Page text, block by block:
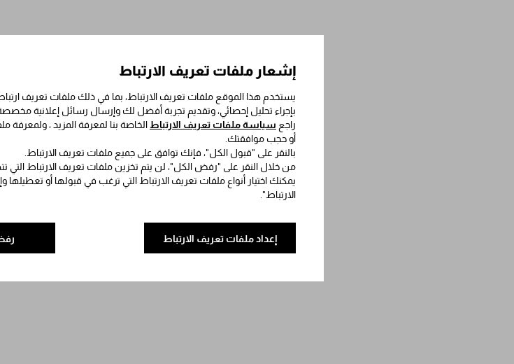
إشعار ملفات تعريف الارتباط
يستخدم هذا الموقع ملفات تعريف الارتباط، بما في ذلك ملفات تعريف
بإجراء تحليل إحصائي، وتقديم تجربة أفضل لك وإرسال رسائل إعلانية مخصصة
راجع سياسة ملفات تعريف الارتباط الخاصة بنا لمعرفة المزيد ،
أو حجب موافقتك.
بالنقر على "قبول الكل"، فإنك توافق على جميع ملفات تعريف الارتباط.
من خلال النقر على "رفض الكل"، لن يتم تخزين ملفات تعريف الارتباط التي
يمكنك اختيار أنواع ملفات تعريف الارتباط التي ترغب في قبولها أو تعطيلها
الارتباط".
إعداد ملفات تعريف الارتباط